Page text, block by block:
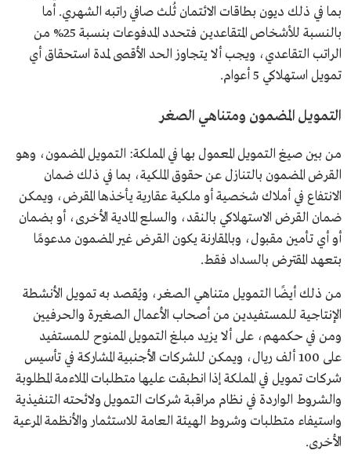
بما في ذلك ديون بطاقات الائتمان ثُلث صافي راتبه الشهري. أما
بالنسبة للأشخاص المتقاعدين فتحدد المدفوعات بنسبة 25% من
الراتب التقاعدي، ويجب ألا يتجاوز الحد الأقصى لمدة استحقاق أي
تمويل استهلاكي 5 أعوام.
التمويل المضمون ومتناهي الصغر
من بين صيغ التمويل المعمول بها في المملكة: التمويل المضمون، وهو
القرض المضمون بالتنازل عن حقوق الملكية، بما في ذلك ضمان
الانتفاع في أملاك شخصية أو ملكية عقارية يأخذها المقرض، ويمكن
ضمان القرض الاستهلاكي بالنقد، والسلع المادية الأخرى، أو بضمان
أو أي تأمين مقبول، وبالمقارنة يكون القرض غير المضمون مدعومًا
بتعهد المقترض بالسداد فقط.
من ذلك أيضًا التمويل متناهي الصغر، ويُقصد به تمويل الأنشطة
الإنتاجية للمستفيدين من أصحاب الأعمال الصغيرة والحرفيين
ومن في حكمهم، على ألا يزيد مبلغ التمويل الممنوح للمستفيد
على 100 ألف ريال، ويمكن للشركات الأجنبية المشاركة في تأسيس
شركات تمويل في المملكة إذا انطبقت عليها متطلبات الملاءمة المطلوبة
والشروط الواردة في نظام مراقبة شركات التمويل ولائحته التنفيذية
واستيفاء متطلبات وشروط الهيئة العامة للاستثمار والأنظمة المرعية
الأخرى.